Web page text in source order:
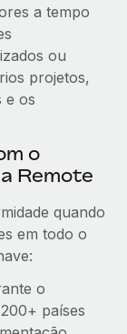
a tempo
ou
projetos,
e os
o
Remote
quando
em todo o
o
países